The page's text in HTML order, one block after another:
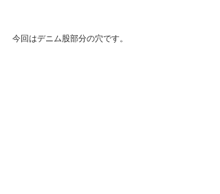
今回はデニム股部分の穴です。